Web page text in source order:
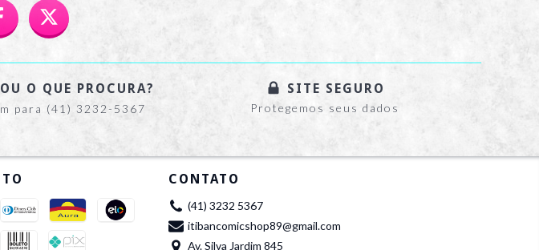
O QUE PROCURA?
para (41) 3232-5367
SITE SEGURO
Protegemos seus dados
CONTATO
(41) 3232 5367
itibancomicshop89@gmail.com
Av. Silva Jardim 845